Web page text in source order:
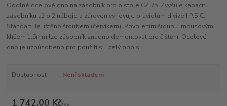
Odolné ocelové dno na zásobník pro pistole CZ 75. Zvyšuje kapacitu
zásobníku až o 2 náboje a zároveň vyhovuje pravidlům divize I.P.S.C.
Standart. Je jištěno šroubem (červíkem). Povolením šroubu imbusovým
klíčem 1,5mm lze zásobník snadno demontovat pro čištění. Ocelové
dno je uzpůsobeno pro použití s... celý popis
Dostupnost Není skladem
1 742,00 Kč/ks